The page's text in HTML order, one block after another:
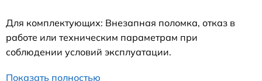
Для комплектующих: Внезапная поломка, отказ в
работе или техническим параметрам при
соблюдении условий эксплуатации.
Показать полностью